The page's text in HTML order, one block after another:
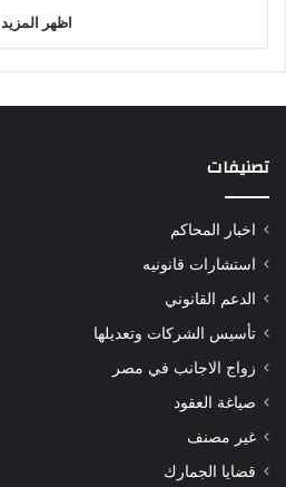
اظهر المزيد
تصنيفات
اخبار المحاكم
استشارات قانونيه
الدعم القانوني
تأسيس الشركات وتعديلها
زواج الاجانب في مصر
صياغة العقود
غير مصنف
قضايا الجمارك